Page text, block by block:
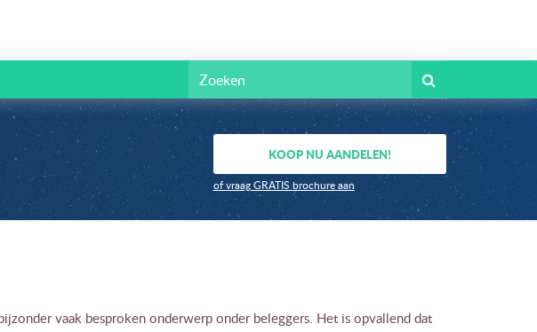
KOOP NU AANDELEN!
of vraag GRATIS brochure aan
vaak besproken onderwerp onder beleggers. Het is opvallend dat